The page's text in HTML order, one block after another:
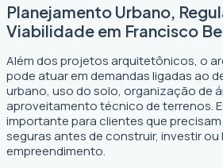
Planejamento Urbano,
Viabilidade em Francisco
Além dos projetos arquitetônicos, o
pode atuar em demandas ligadas ao
urbano, uso do solo, organização de
aproveitamento técnico de terrenos.
importante para clientes que
seguras antes de construir, investir ou
empreendimento.